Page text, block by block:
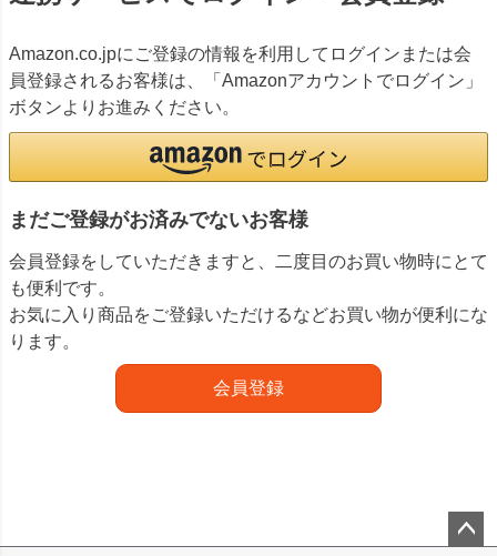
Amazon.co.jpにご登録の情報を利用してログインまたは会
員登録されるお客様は、「Amazonアカウントでログイン」
ボタンよりお進みください。
まだご登録がお済みでないお客様
会員登録をしていただきますと、二度目のお買い物時にとて
も便利です。
お気に入り商品をご登録いただけるなどお買い物が便利にな
ります。
会員登録